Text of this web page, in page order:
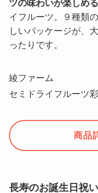
ツの味わいが楽しめる
イフルーツ。９種類
しいパッケージが、
ったりです。
綾ファーム
セミドライフルーツ
商品
長寿のお誕生日祝